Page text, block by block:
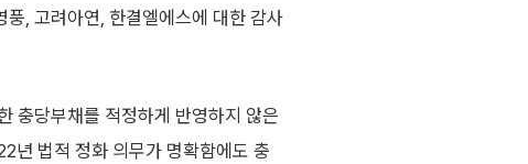
풍, 고려아연, 한결엘에스에 대한 감사
충당부채를 적정하게 반영하지 않은
년 법적 정화 의무가 명확함에도 충